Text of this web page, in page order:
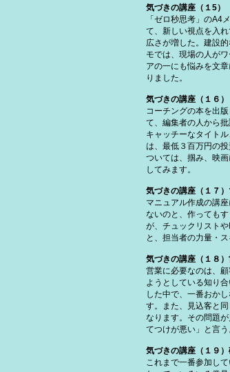
気づきの講座（１5）
「ゼロ秒思考」のA4
て、新しい視点を入
広さが増した。建設
モでは、現場の人が
アの一にも悩みを文
りました。
気づきの講座（１６
コーチングの本を出
て、編集者の人から
キャッチーなタイト
は、最低３百万円の
ついては、掴み、映
してみます。
気づきの講座（１７
マニュアル作成の講
ないのと、作っても
が、チュックリスト
と、担当者の力量・
気づきの講座（１８
営業に必要なのは、
ようとしている知り
した中で、一番おか
す。また、見込客と
なります。その問題
てつけが悪い」と言
気づきの講座（１９
これまで一番参加し